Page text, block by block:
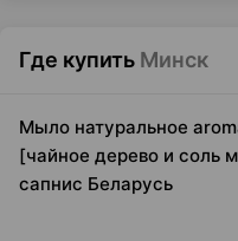
Где купить Минск
Мыло натуральное
[чайное дерево и соль
сапнис Беларусь